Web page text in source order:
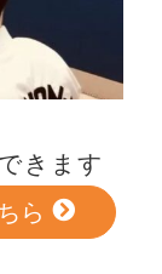
きます
ら